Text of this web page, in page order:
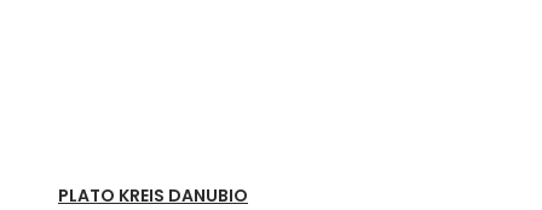
PLATO KREIS DANUBIO